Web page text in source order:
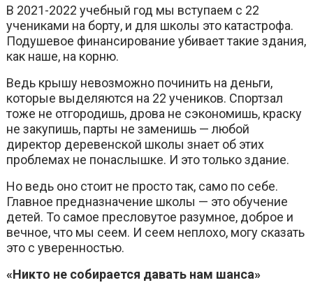
В 2021-2022 учебный год мы вступаем с 22
учениками на борту, и для школы это катастрофа.
Подушевое финансирование убивает такие здания,
как наше, на корню.
Ведь крышу невозможно починить на деньги,
которые выделяются на 22 учеников. Спортзал
тоже не отгородишь, дрова не сэкономишь, краску
не закупишь, парты не заменишь — любой
директор деревенской школы знает об этих
проблемах не понаслышке. И это только здание.
Но ведь оно стоит не просто так, само по себе.
Главное предназначение школы — это обучение
детей. То самое пресловутое разумное, доброе и
вечное, что мы сеем. И сеем неплохо, могу сказать
это с уверенностью.
«Никто не собирается давать нам шанса»